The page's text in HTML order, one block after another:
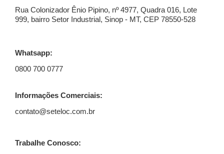
Rua Colonizador Ênio Pipino, nº 4977, Quadra 016, Lote
999, bairro Setor Industrial, Sinop - MT, CEP 78550-528
Whatsapp:
0800 700 0777
Informações Comerciais:
contato@seteloc.com.br
Trabalhe Conosco: